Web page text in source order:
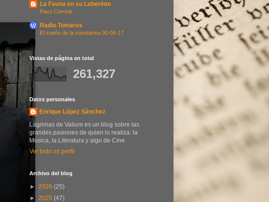
La Fauna en su Laberinto
Paco Correal
Radio Tomares
El sueño de la mandarina 30-06-17
Vistas de página en total
261,327
Datos personales
Enrique López Sánchez
Lágrimas de Valium es un blog sobre las
grandes pasiones de quien lo realiza: la
Música, la Literatura y algo de Cine.
Ver todo mi perfil
Archivo del blog
► 2026 (25)
► 2025 (47)